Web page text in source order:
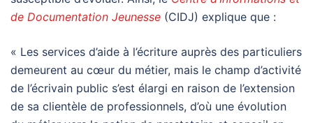
de Documentation Jeunesse (CIDJ) explique que :
« Les services d’aide à l’écriture auprès des particuliers
demeurent au cœur du métier, mais le champ d’activité
de l’écrivain public s’est élargi en raison de l’extension
de sa clientèle de professionnels, d’où une évolution